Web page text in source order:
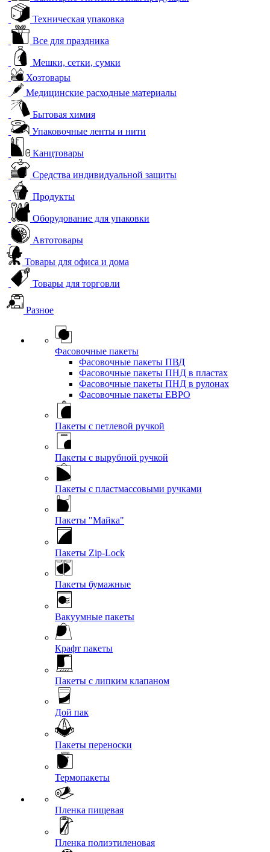
Техническая упаковка
Все для праздника
Мешки, сетки, сумки
Хозтовары
Медицинские расходные материалы
Бытовая химия
Упаковочные ленты и нити
Канцтовары
Средства индивидуальной защиты
Продукты
Оборудование для упаковки
Автотовары
Товары для офиса и дома
Товары для торговли
Разное
Фасовочные пакеты
Фасовочные пакеты ПВД
Фасовочные пакеты ПНД в пластах
Фасовочные пакеты ПНД в рулонах
Фасовочные пакеты ЕВРО
Пакеты с петлевой ручкой
Пакеты с вырубной ручкой
Пакеты с пластмассовыми ручками
Пакеты "Майка"
Пакеты Zip-Lock
Пакеты бумажные
Вакуумные пакеты
Крафт пакеты
Пакеты с липким клапаном
Дой пак
Пакеты переноски
Термопакеты
Пленка пищевая
Пленка полиэтиленовая